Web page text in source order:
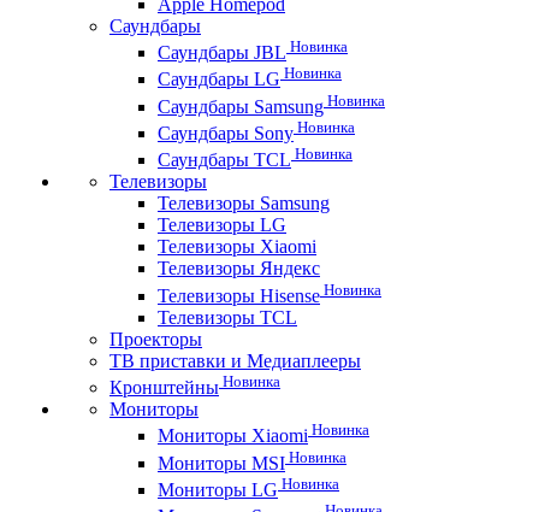
Саундбары
Саундбары JBL Новинка
Саундбары LG Новинка
Саундбары Samsung Новинка
Саундбары Sony Новинка
Саундбары TCL Новинка
Телевизоры
Телевизоры Samsung
Телевизоры LG
Телевизоры Xiaomi
Телевизоры Яндекс
Телевизоры Hisense Новинка
Телевизоры TCL
Проекторы
ТВ приставки и Медиаплееры
Кронштейны Новинка
Мониторы
Мониторы Xiaomi Новинка
Мониторы MSI Новинка
Мониторы LG Новинка